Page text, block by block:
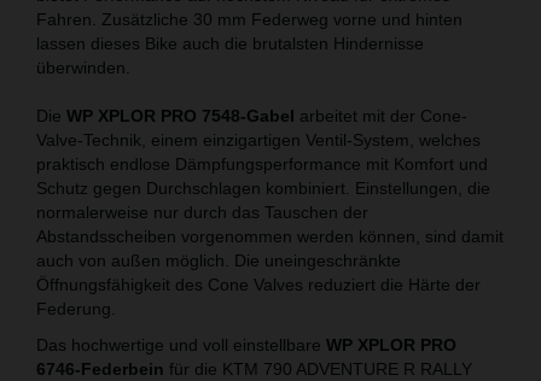
Fahren. Zusätzliche 30 mm Federweg vorne und hinten
lassen dieses Bike auch die brutalsten Hindernisse
überwinden.
Die WP XPLOR PRO 7548-Gabel arbeitet mit der Cone-
Valve-Technik, einem einzigartigen Ventil-System, welches
praktisch endlose Dämpfungsperformance mit Komfort und
Schutz gegen Durchschlagen kombiniert. Einstellungen, die
normalerweise nur durch das Tauschen der
Abstandsscheiben vorgenommen werden können, sind damit
auch von außen möglich. Die uneingeschränkte
Öffnungsfähigkeit des Cone Valves reduziert die Härte der
Federung.
Das hochwertige und voll einstellbare WP XPLOR PRO
6746-Federbein für die KTM 790 ADVENTURE R RALLY